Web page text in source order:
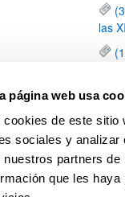
página web usa
cookies de este sitio
sociales y analizar
nuestros partners
que les
las
una